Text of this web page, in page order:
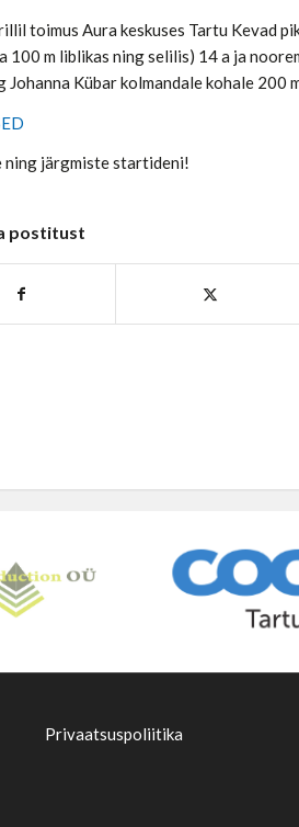
toimus Aura keskuses Tartu Kevad
100 m liblikas ning selilis) 14 a ja
Johanna Kübar kolmandale kohale 200
ning järgmiste startideni!
postitust
Privaatsuspoliitika